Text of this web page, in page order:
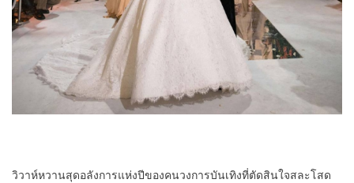
วิวาห์หวานสุดอลังการแห่งปีของคนวงการบันเทิงที่ตัดสินใจสละโสด